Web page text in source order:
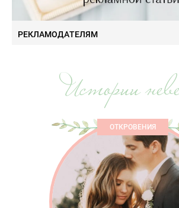
РЕКЛАМОДАТЕЛЯМ
Истории
ОТКРОВЕНИЯ